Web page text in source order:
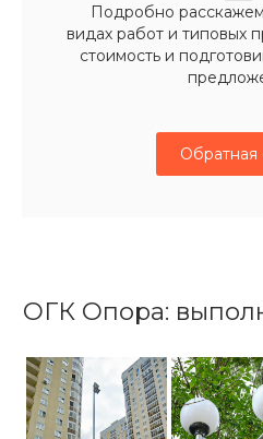
Подробно
видах работ и типовых
стоимость и
Обратная
ОГК Опора: